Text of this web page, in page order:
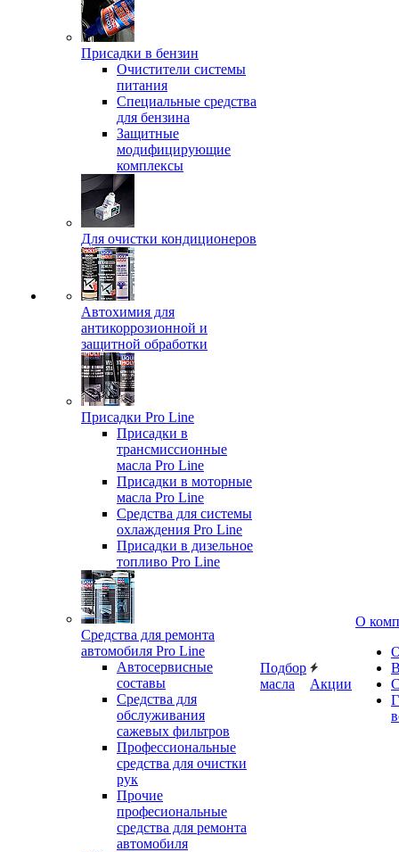
Присадки в бензин
Очистители системы
питания
Специальные срeдства
для бензина
Защитные
модифицирующие
комплексы
Для очистки кондиционеров
Автохимия для
антикоррозионной и
защитной обработки
Присадки Pro Line
Присадки в
трансмиссионные
масла Pro Line
Присадки в моторные
масла Pro Line
Средства для системы
охлаждения Pro Line
Присадки в дизельное
топливо Pro Line
Средства для ремонта
автомобиля Pro Line
Автосервисные
составы
Средства для
обслуживания
сажевых фильтров
Профессиональные
средства для очистки
рук
Прочие
професиональные
средства для ремонта
автомобиля
Подбор
масла
Акции
О